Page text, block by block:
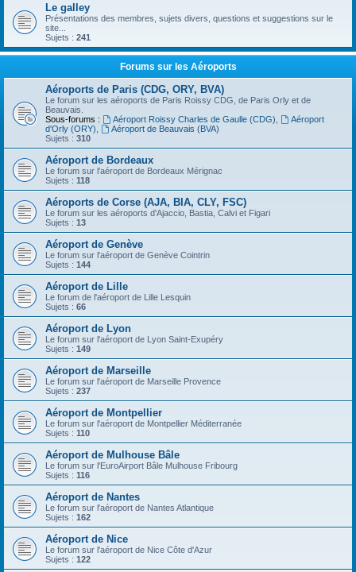
Le galley
Présentations des membres, sujets divers, questions et suggestions sur le
site...
Sujets : 241
Forums sur les Aéroports
Aéroports de Paris (CDG, ORY, BVA)
Le forum sur les aéroports de Paris Roissy CDG, de Paris Orly et de
Beauvais.
Sous-forums :
Aéroport Roissy Charles de Gaulle (CDG)
Aéroport
d'Orly (ORY)
Aéroport de Beauvais (BVA)
Sujets : 310
Aéroport de Bordeaux
Le forum sur l'aéroport de Bordeaux Mérignac
Sujets : 118
Aéroports de Corse (AJA, BIA, CLY, FSC)
Le forum sur les aéroports d'Ajaccio, Bastia, Calvi et Figari
Sujets : 13
Aéroport de Genève
Le forum sur l'aéroport de Genève Cointrin
Sujets : 144
Aéroport de Lille
Le forum de l'aéroport de Lille Lesquin
Sujets : 66
Aéroport de Lyon
Le forum sur l'aéroport de Lyon Saint-Exupéry
Sujets : 149
Aéroport de Marseille
Le forum sur l'aéroport de Marseille Provence
Sujets : 237
Aéroport de Montpellier
Le forum sur l'aéroport de Montpellier Méditerranée
Sujets : 110
Aéroport de Mulhouse Bâle
Le forum sur l'EuroAirport Bâle Mulhouse Fribourg
Sujets : 116
Aéroport de Nantes
Le forum sur l'aéroport de Nantes Atlantique
Sujets : 162
Aéroport de Nice
Le forum sur l'aéroport de Nice Côte d'Azur
Sujets : 122